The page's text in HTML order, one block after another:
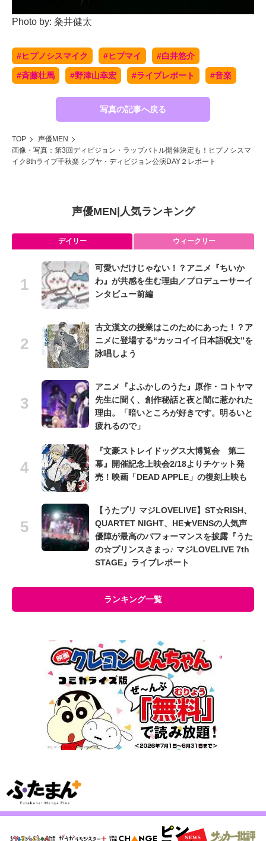
Photo by: 粂井健太
#ヒプノシスマイク #ヒプマイ #白井悠介
#斉藤壮馬 #野津山幸宏 #ライブレポート #音楽
写真の記事へ戻る
TOP
声優MEN
画像・写真：第3回ディビジョン・ラップバトル開催決定も！ヒプノシスマ
イク8thライブ千秋楽 シブヤ・ディビジョン公演DAY２レポート
声優MEN 人気ランキング
デイリー ウィークリー
可愛いだけじゃない！？アニメ『ちいか
わ』が共感を生む理由／プロデューサーイ
ンタビュー前編
古文漢文の授業はこのためにあった！？ア
ニメに登場する“カッコイイ日本語呪文”を
詠唱しよう
アニメ『よふかしのうた』原作・コトヤマ
先生に聞く、創作秘話と夜と闇に惹かれた
理由。「暗いところが好きです。明るいと
疲れるので」
『文豪ストレイドッグス大博覧会 第二
幕』開催記念上映会2/18よりチケット発
売！映画「DEAD APPLE」の復刻上映も
【うたプリ マジLOVELIVE】ST☆RISH、
QUARTET NIGHT、HE★VENSの人気声
優陣が最高のパフォーマンスを披露『うた
の☆プリンスさまっ♪ マジLOVELIVE 7th
STAGE』ライブレポート
ランキング一覧